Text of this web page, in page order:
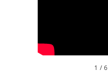
1 / 6